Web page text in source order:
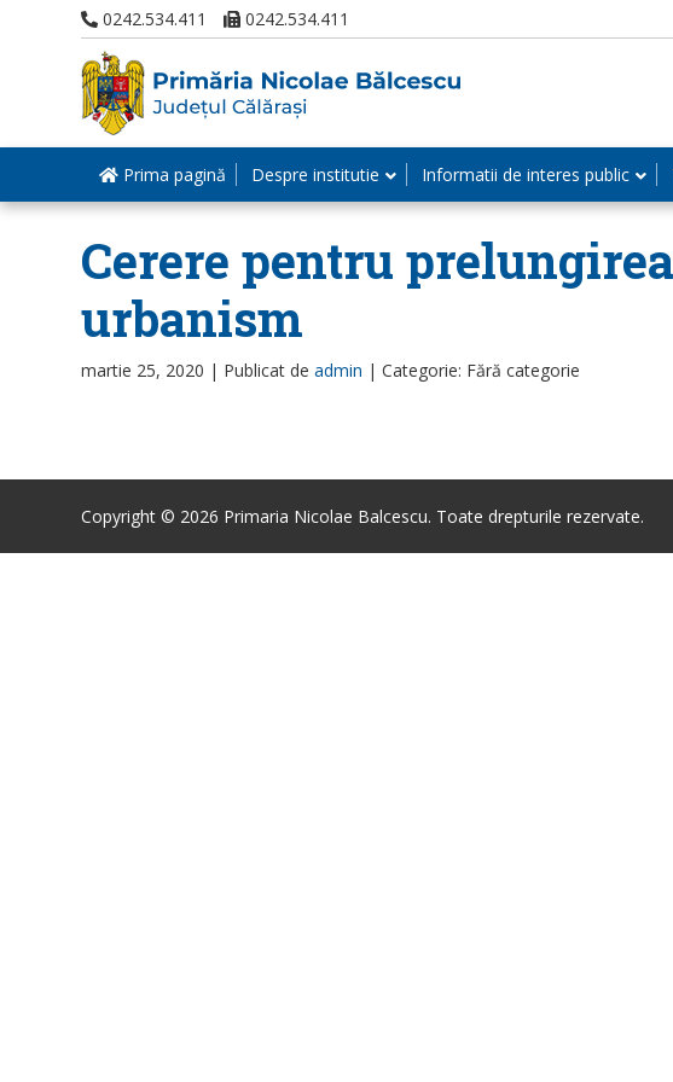
0242.534.411 0242.534.411
Prima pagină Despre institutie Informatii de interes public
Cerere pentru
urbanism
martie 25, 2020 | Publicat de admin | Categorie: Fără categorie
Copyright © 2026 Primaria Nicolae Balcescu. Toate drepturile rezervate.